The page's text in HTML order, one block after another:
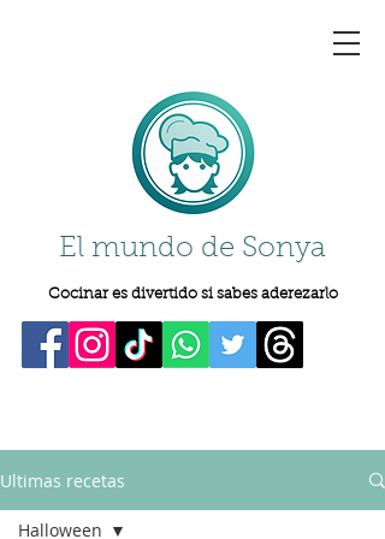
El mundo de Sonya
Cocinar es divertido si sabes aderezarlo
Ultimas recetas
Halloween